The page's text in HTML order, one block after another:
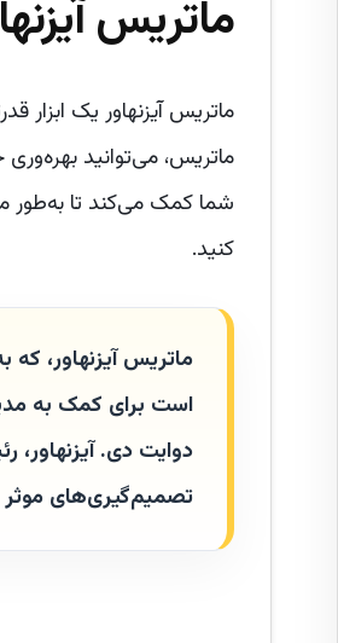
ماتریس
ماتریس آیزنهاور یک ابزار
ماتریس، می‌توانید
شما کمک می‌کند تا به‌طور
کنید.
ماتریس آیزنهاور،
است برای کمک به
دوایت دی.
تصمیم‌گیری‌های